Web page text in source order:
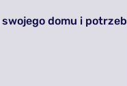
domu i potrzeb